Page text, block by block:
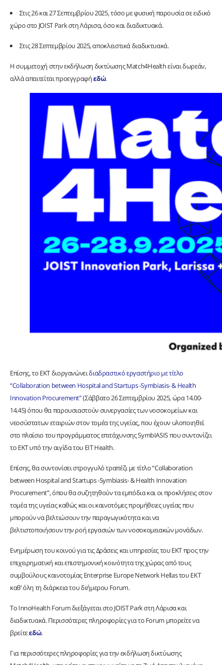
Στις 26 και 27 Σεπτεμβρίου 2025, τόσο με φυσική παρουσία σε ειδικό
χώρο στο JOIST Park στη Λάρισα, όσο και διαδικτυακά.
Στις 28 Σεπτεμβρίου 2025, αποκλειστικά διαδικτυακά.
Η συμμετοχή στην εκδήλωση δικτύωσης Match4Health είναι δωρεάν,
αλλά απαιτείται προεγγραφήεδώ.
Επίσης, το ΕΚΤ διοργανώνειδιαδραστικό εργαστήριο με τίτλο
“Collaboration between Hospital and Startups -Symbiasis- & Health
Innovation Procurement”(Σάββατο 26 Σεπτεμβρίου 2025, ώρα 14.00-
14.45) όπου θα παρουσιαστούν συνεργασίες των νοσοκομείων και
νεοσύστατων εταιριών στον τομέα της υγείας, που έχουν υλοποιηθεί
στο πλαίσιο του προγράμματος επιτάχυνσης SymbIASIS που συντονίζει
το ΕΚΤ υπό την αιγίδα του EIT Health.
Επίσης, θα συντονίσει στρογγυλό τραπέζι με τίτλο “Collaboration
between Hospital and Startups -Symbiasis- & Health Innovation
Procurement”, όπου θα συζητηθούν τα εμπόδια και οι προκλήσεις στον
τομέα της υγείας καθώς και οι καινοτόμες προμήθειες υγείας που
μπορούν να βελτιώσουν την παραγωγικότητα και να
βελτιστοποιήσουν την ροή εργασιών των νοσοκομειακών μονάδων.
Ενημέρωση του κοινού για τις Δράσεις και υπηρεσίες του ΕΚΤ προς την
επιχειρηματική και επιστημονική κοινότητα της χώρας από τους
συμβούλους καινοτομίας Enterprise Europe Network Hellas του EKT
καθ’ όλη τη διάρκεια του διήμερου Forum.
Το InnoHealth Forum διεξάγεται στο JOIST Park στη Λάρισα και
διαδικτυακά. Περισσότερες πληροφορίες για το Forum μπορείτε να
βρείτεεδώ.
Για περισσότερες πληροφορίες για την εκδήλωση δικτύωσης